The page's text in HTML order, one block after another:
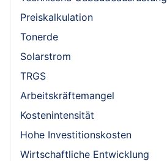
Preiskalkulation
Tonerde
Solarstrom
TRGS
Arbeitskräftemangel
Kostenintensität
Hohe Investitionskosten
Wirtschaftliche Entwicklung